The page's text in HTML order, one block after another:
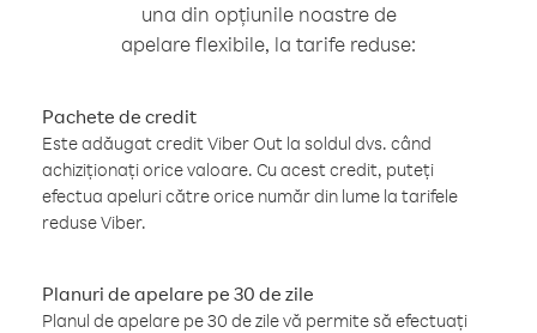
una din opțiunile noastre de
apelare flexibile, la tarife reduse:
Pachete de credit
Este adăugat credit Viber Out la soldul dvs. când
achiziționați orice valoare. Cu acest credit, puteți
efectua apeluri către orice număr din lume la tarifele
reduse Viber.
Planuri de apelare pe 30 de zile
Planul de apelare pe 30 de zile vă permite să efectuați